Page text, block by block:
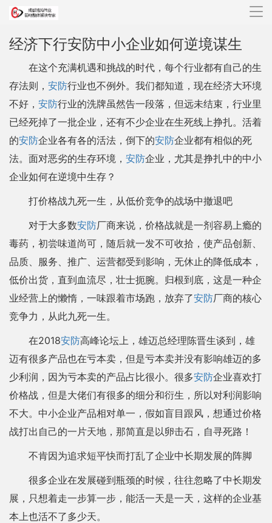
导
经济下行安防中小企业如何逆境谋生
在这个充满机遇和挑战的时代，每个行业都有自己的生
存法则， 安防行业也不例外。我们都知道，现在经济大环境
不好， 安防行业的洗牌虽然告一段落，但远未结束，行业里
已经死掉了一批企业，还有不少企业在生死线上挣扎。活着
的安防企业各有各的活法，倒下的安防企业都有相似的死
法。面对恶劣的生存环境， 安防企业，尤其是挣扎中的中小
企业如何在逆境中生存？
打价格战九死一生，从低价竞争的战场中撤退吧
对于大多数安防厂商来说，价格战就是一剂容易上瘾的
毒药，初尝味道尚可，随后就一发不可收拾，使产品创新、
品质、服务、推广、运营都受到影响，无休止的降低成本，
低价出货，直到血流尽，壮士扼腕。归根到底，这是一种企
业经营上的懒惰，一味跟着市场跑，放弃了安防厂商的核心
竞争力，从此九死一生。
在2018安防高峰论坛上，雄迈总经理陈晋生谈到，雄
迈有很多产品也在亏本卖，但是亏本卖并没有影响雄迈的多
少利润，因为亏本卖的产品占比很小。很多安防企业喜欢打
价格战，但是大佬们有很多的细分和衍生，所以对利润影响
不大。中小企业产品相对单一，假如盲目跟风，想通过价格
战打出自己的一片天地，那简直是以卵击石，自寻死路！
不肯因为追求短平快而打乱了企业中长期发展的阵脚
很多企业在发展碰到瓶颈的时候，往往忽略了中长期发
展，只想着走一步算一步，能活一天是一天，这样的企业基
本上也活不了多少天。